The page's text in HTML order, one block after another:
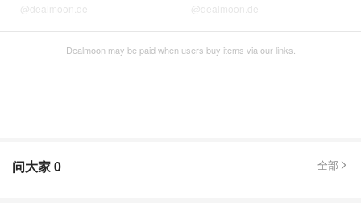
@dealmoon.de @dealmoon.de
Dealmoon may be paid when users buy items via our links.
问大家0 全部